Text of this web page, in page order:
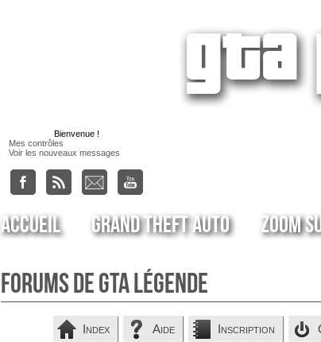
Bienvenue !
Mes contrôles
Voir les nouveaux messages
Accueil Grand Theft Auto Zoom
Forums de GTA Légende
Index Aide Inscription